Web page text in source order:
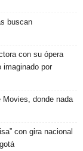
buscan
con su ópera
imaginado por
Movies, donde nada
con gira nacional